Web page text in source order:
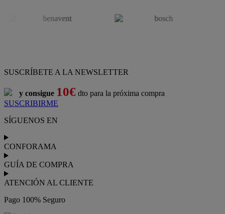
SUSCRÍBETE A LA NEWSLETTER
y consigue 10€ dto para la próxima compra
SUSCRIBIRME
SÍGUENOS EN
CONFORAMA
GUÍA DE COMPRA
ATENCIÓN AL CLIENTE
Pago 100% Seguro